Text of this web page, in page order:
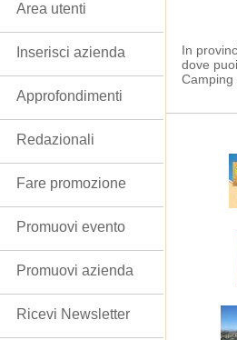
In
dove
Camping
Area utenti
Inserisci azienda
Approfondimenti
Redazionali
Fare promozione
Promuovi evento
Promuovi azienda
Ricevi Newsletter